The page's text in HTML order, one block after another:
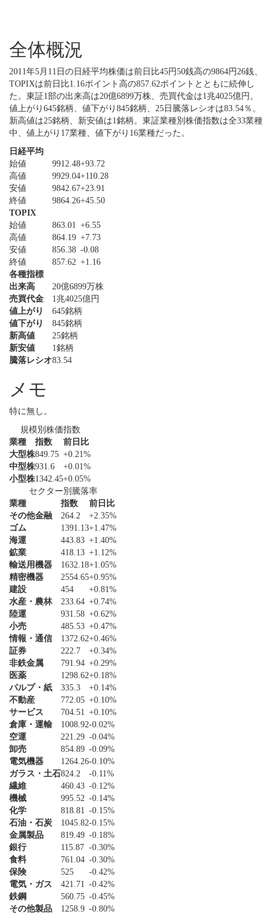
全体概況
2011年5月11日の日経平均株価は前日比45円50銭高の9864円26銭、
TOPIXは前日比1.16ポイント高の857.62ポイントとともに続伸し
た。東証1部の出来高は20億6899万株、売買代金は1兆4025億円。
値上がり645銘柄、値下がり845銘柄、25日騰落レシオは83.54％。
新高値は25銘柄、新安値は1銘柄。東証業種別株価指数は全33業種
中、値上がり17業種、値下がり16業種だった。
日経平均
始値
9912.48+93.72
高値
9929.04+110.28
安値
9842.67+23.91
終値
9864.26+45.50
TOPIX
始値
863.01 +6.55
高値
864.19 +7.73
安値
856.38 -0.08
終値
857.62 +1.16
各種指標
出来高
20億6899万株
売買代金
1兆4025億円
値上がり
645銘柄
値下がり
845銘柄
新高値
25銘柄
新安値
1銘柄
騰落レシオ83.54
メモ
特に無し。
規模別株価指数
業種
指数
前日比
大型株849.75 +0.21%
中型株931.6
+0.01%
小型株1342.45+0.05%
セクター別騰落率
業種
指数
前日比
その他金融
264.2
+2.35%
ゴム
1391.13+1.47%
海運
443.83 +1.40%
鉱業
418.13 +1.12%
輸送用機器
1632.18+1.05%
精密機器
2554.65+0.95%
建設
454
+0.81%
水産・農林
233.64 +0.74%
陸運
931.58 +0.62%
小売
485.53 +0.47%
情報・通信
1372.62+0.46%
証券
222.7
+0.34%
非鉄金属
791.94 +0.29%
医薬
1298.62+0.18%
パルプ・紙
335.3
+0.14%
不動産
772.05 +0.10%
サービス
704.51 +0.10%
倉庫・運輸
1008.92-0.02%
空運
221.29 -0.04%
卸売
854.89 -0.09%
電気機器
1264.26-0.10%
ガラス・土石824.2
-0.11%
繊維
460.43 -0.12%
機械
995.52 -0.14%
化学
818.81 -0.15%
石油・石炭
1045.82-0.15%
金属製品
819.49 -0.18%
銀行
115.87 -0.30%
食料
761.04 -0.30%
保険
525
-0.42%
電気・ガス
421.71 -0.42%
鉄鋼
560.75 -0.45%
その他製品
1258.9 -0.80%